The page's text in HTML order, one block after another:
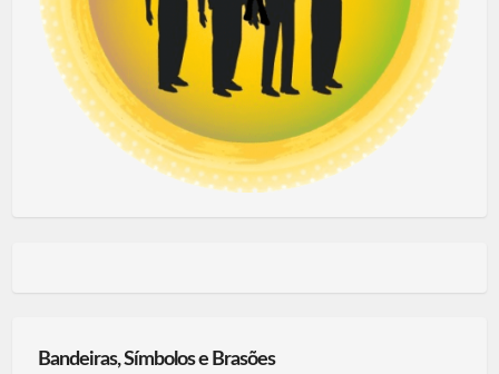
Bandeiras, Símbolos e Brasões